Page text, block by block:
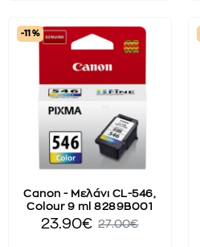
-11 %
Canon - Μελάνι CL-546,
Colour 9 ml 8289B001
23.90€ 27.00€